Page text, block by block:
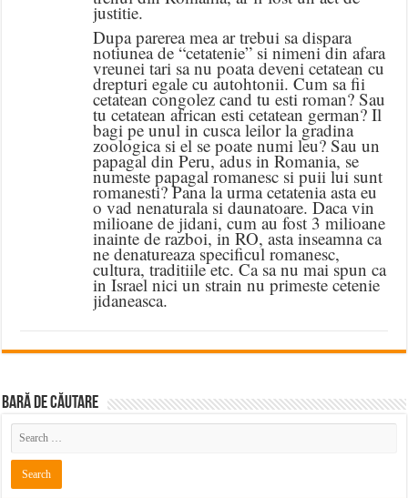
justitie.
Dupa parerea mea ar trebui sa dispara
notiunea de “cetatenie” si nimeni din afara
vreunei tari sa nu poata deveni cetatean cu
drepturi egale cu autohtonii. Cum sa fii
cetatean congolez cand tu esti roman? Sau
tu cetatean african esti cetatean german? Il
bagi pe unul in cusca leilor la gradina
zoologica si el se poate numi leu? Sau un
papagal din Peru, adus in Romania, se
numeste papagal romanesc si puii lui sunt
romanesti? Pana la urma cetatenia asta eu
o vad nenaturala si daunatoare. Daca vin
milioane de jidani, cum au fost 3 milioane
inainte de razboi, in RO, asta inseamna ca
ne denatureaza specificul romanesc,
cultura, traditiile etc. Ca sa nu mai spun ca
in Israel nici un strain nu primeste cetenie
jidaneasca.
BARĂ DE CĂUTARE